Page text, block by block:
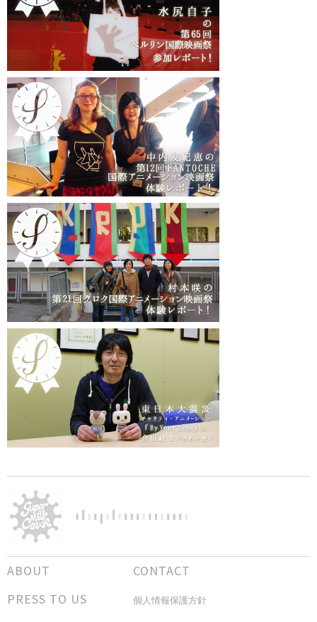
ABOUT
CONTACT
PRESS TO US
個人情報保護方針